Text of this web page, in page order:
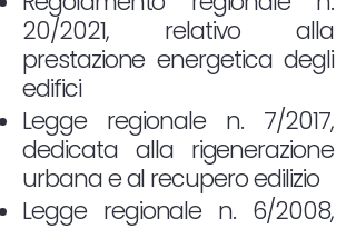
20/2021, relativo alla
prestazione energetica degli
edifici
Legge regionale n. 7/2017,
dedicata alla rigenerazione
urbana e al recupero edilizio
Legge regionale n. 6/2008,